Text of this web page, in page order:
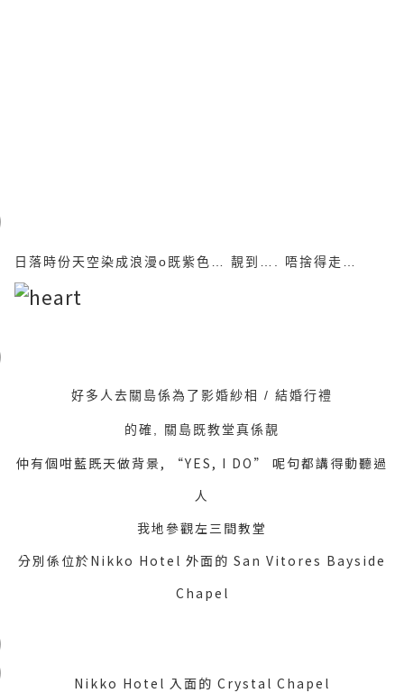
日落時份天空染成浪漫o既紫色… 靚到…. 唔捨得走…
好多人去關島係為了影婚紗相 / 結婚行禮
的確, 關島既教堂真係靚
仲有個咁藍既天做背景, “YES, I DO” 呢句都講得動聽過
人
我地參觀左三間教堂
分別係位於Nikko Hotel 外面的 San Vitores Bayside
Chapel
Nikko Hotel 入面的 Crystal Chapel